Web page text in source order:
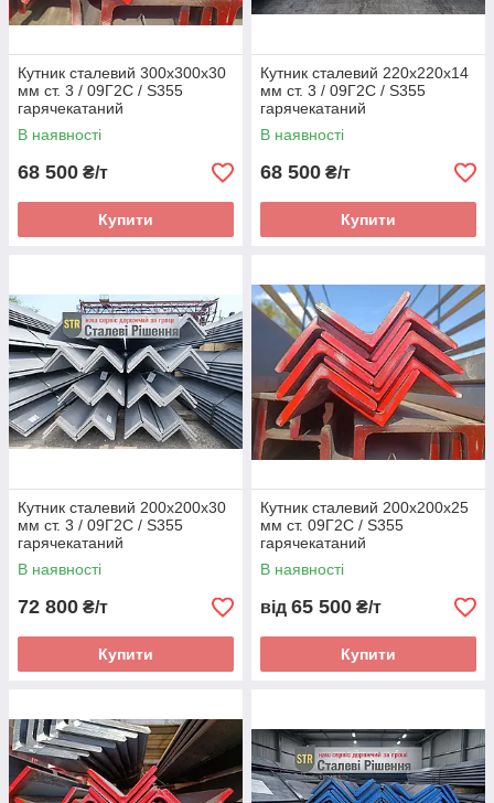
Кутник сталевий 300х300х30
мм ст. 3 / 09Г2С / S355
гарячекатаний
В наявності
68 500 ₴/т
Купити
Кутник сталевий 220х220х14
мм ст. 3 / 09Г2С / S355
гарячекатаний
В наявності
68 500 ₴/т
Купити
Кутник сталевий 200х200х30
мм ст. 3 / 09Г2С / S355
гарячекатаний
В наявності
72 800 ₴/т
Купити
Кутник сталевий 200х200х25
мм ст. 09Г2С / S355
гарячекатаний
В наявності
від 65 500 ₴/т
Купити